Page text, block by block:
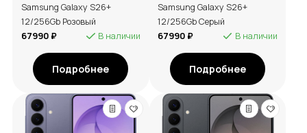
Samsung Galaxy S26+
12/256Gb Розовый
67990 ₽
В наличии
Подробнее
Samsung Galaxy S26+
12/256Gb Серый
67990 ₽
В наличии
Подробнее